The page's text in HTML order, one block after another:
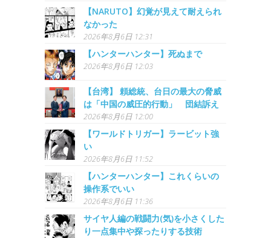
【NARUTO】幻覚が見えて耐えられ
なかった
2026年8月6日 12:31
【ハンターハンター】死ぬまで
2026年8月6日 12:03
【台湾】 頼総統、台日の最大の脅威
は「中国の威圧的行動」 団結訴え
2026年8月6日 12:00
【ワールドトリガー】ラービット強
い
2026年8月6日 11:52
【ハンターハンター】これくらいの
操作系でいい
2026年8月6日 11:36
サイヤ人編の戦闘力(気)を小さくした
り一点集中や探ったりする技術